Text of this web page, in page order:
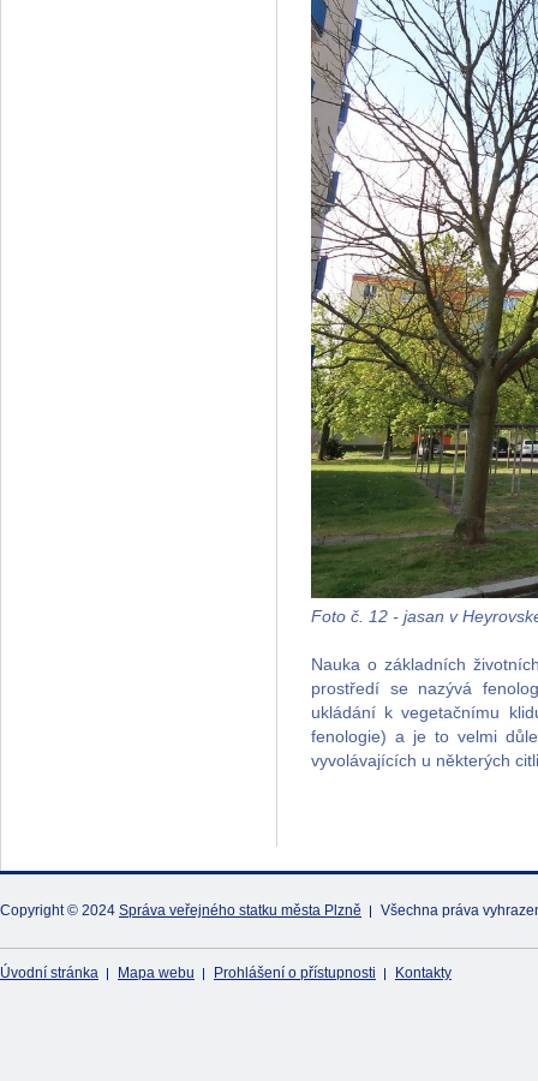
Foto č. 12 - jasan v
Nauka o základních
prostředí se nazývá
ukládání k vegetačnímu
fenologie) a je to velmi
vyvolávajících u některých
Copyright © 2024 Správa veřejného statku města Plzně Všechna práva
Úvodní stránka Mapa webu Prohlášení o přístupnosti Kontakty